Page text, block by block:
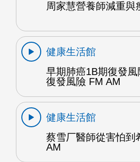
周家慧營養師減重與
健康生活館
早期肺癌1B期復發
復發風險 FM AM
健康生活館
蔡雪厂醫師從害怕到
AM